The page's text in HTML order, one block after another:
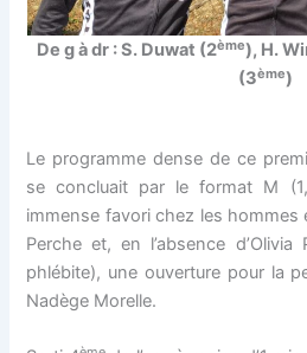
De g à dr : S. Duwat (2ème), H.
(3ème)
Le programme dense de ce
se concluait par le format M
immense favori chez les hommes
Perche et, en l’absence d’Olivia
phlébite), une ouverture pour la
Nadège Morelle.